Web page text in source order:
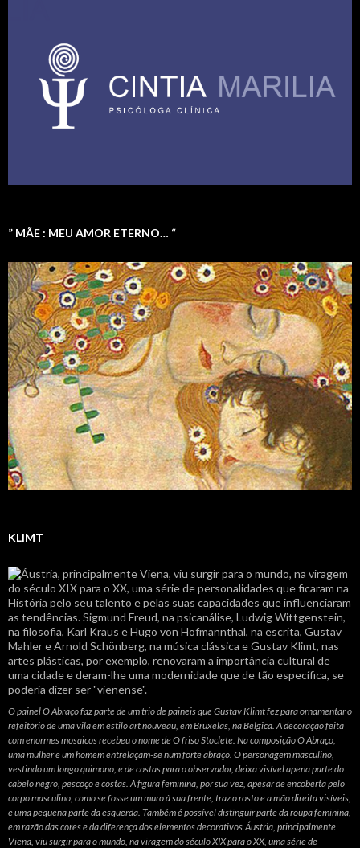
” MÃE : MEU AMOR ETERNO… “
KLIMT
O painel O Abraço faz parte de um trio de paineis que Gustav Klimt fez para ornamentar o
refeitório de uma vila em estilo art nouveau, em Bruxelas, na Bélgica. A decoração feita
com enormes mosaicos recebeu o nome de O friso Stoclete. Na composição O Abraço,
uma mulher e um homem entrelaçam-se num forte abraço. O personagem masculino,
vestindo um longo quimono, e de costas para o observador, deixa visível apena parte do
cabelo negro, pescoço e costas. A figura feminina, por sua vez, apesar de encoberta pelo
corpo masculino, como se fosse um muro à sua frente, traz o rosto e a mão direita visíveis,
e uma pequena parte da esquerda. Também é possível distinguir parte da roupa feminina,
em razão das cores e da diferença dos elementos decorativos.Áustria, principalmente
Viena, viu surgir para o mundo, na viragem do século XIX para o XX, uma série de